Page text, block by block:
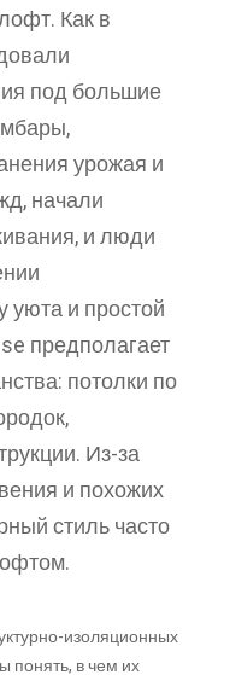
Как в
под большие
урожая и
начали
и люди
и простой
предполагает
потолки по
Из-за
и похожих
стиль часто
изоляционных
понять, в чем их